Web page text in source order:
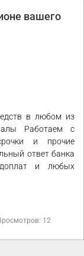
вашего
в любом из
Работаем с
и прочие
ответ банка
и любых
12